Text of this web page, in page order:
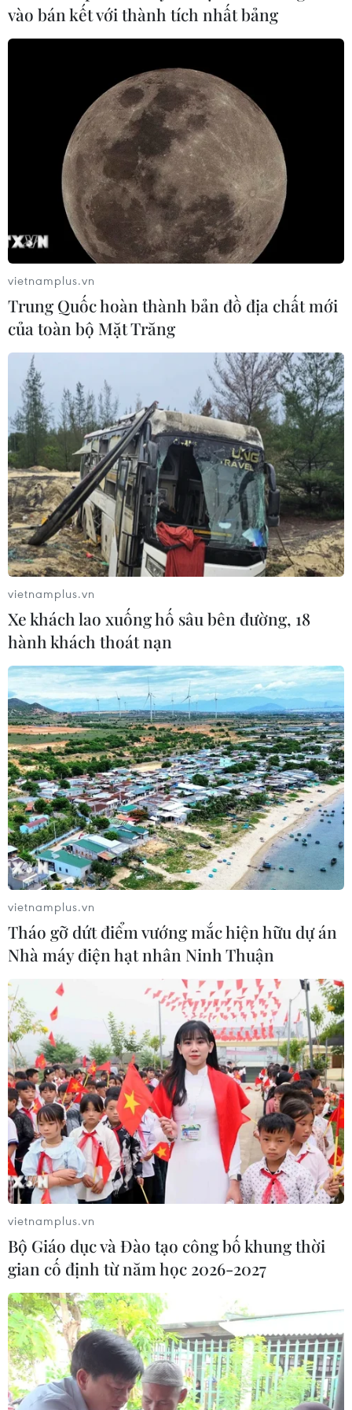
Việt Nam, Hoa Kỳ hợp tác bảo đảm tính
liên tục của chuỗi cung ứng
10/09/2021 14:27
Trao đổi với Bộ trưởng Thương Mại Hoa Kỳ, Bộ trưởng
Nguyễn Hồng Diên khẳng định, đảm bảo nguồn cung
hàng hóa và duy trì sản xuất, xuất nhập khẩu là ưu tiên
vào bán kết với thành tích nhất bảng
vietnamplus.vn
Trung Quốc hoàn thành bản đồ địa chất mới
của toàn bộ Mặt Trăng
vietnamplus.vn
Xe khách lao xuống hố sâu bên đường, 18
hành khách thoát nạn
vietnamplus.vn
Tháo gỡ dứt điểm vướng mắc hiện hữu dự án
Nhà máy điện hạt nhân Ninh Thuận
vietnamplus.vn
Bộ Giáo dục và Đào tạo công bố khung thời
gian cố định từ năm học 2026-2027